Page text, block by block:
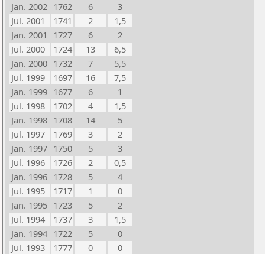
Jan. 2002 1762 6
3
Jul. 2001
1741 2
1,5
Jan. 2001
1727 6
2
Jul. 2000
1724 13
6,5
Jan. 2000 1732 7
5,5
Jul. 1999
1697 16
7,5
Jan. 1999 1677 6
1
Jul. 1998
1702 4
1,5
Jan. 1998 1708 14
5
Jul. 1997
1769 3
2
Jan. 1997 1750 5
3
Jul. 1996
1726 2
0,5
Jan. 1996 1728 5
4
Jul. 1995
1717 1
0
Jan. 1995 1723 5
2
Jul. 1994
1737 3
1,5
Jan. 1994 1722 5
0
Jul. 1993
1777 0
0